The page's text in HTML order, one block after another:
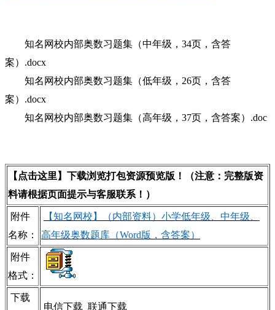
知名网校内部奥数习题集（中年级，34页，含答
案）.docx
知名网校内部奥数习题集（低年级，26页，含答
案）.docx
知名网校内部奥数习题集（高年级，37页，含答案）.doc
【点击这里】下载浏览打包资源预览版！（注意：完整版资
料请根据页面提示与客服联系！）
附件
名称：
【知名网校】（内部资料）小学低年级、中年级、
高年级奥数题库（Word版，含答案）
附件
格式：
下载
电信下载 联通下载